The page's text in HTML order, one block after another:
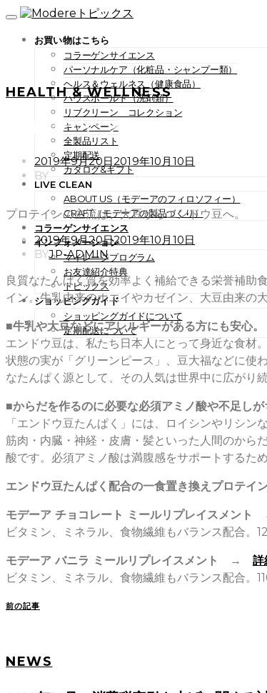
お買い物はこちら
コラーゲンサイエンス
パーソナルケア（化粧品・シャンプー類）
ヘルス＆ウェルネス（健康食品）
ハウスホールド（洗剤類）
リブクリーン コレクション
キャンペーン
全製品リスト
定期配送
カタログ&ギフト
LIVE CLEAN
ABOUT US（モデーアのフィロソフィー）
CRAFT（モデーアの製品づくり）
コラーゲンサイエンス
インフォメーション
マイレージプログラム
お友達紹介特典
トピックス
ショッピングガイド
ショッピングガイドについて
定期配送について
HEALTH & WELLNESS
プロテインの主流は、
POSTED
ON
2019年9月20日2019年10月10日
BY
プロテインの主流は、大豆からエンドウ豆へ。
POSTED
ON
2019年9月20日2019年10月10日
BYJP-ADMIN
良質なたんぱく質を効率よく補給できる栄誉補助
イン。牛乳由来のホエイやカゼイン、大豆由来の
■牛乳や大豆などにアレルギーがある方にも安心。
エンドウ豆は、私たち日本人にとって身近な食材
状態の実が「グリーンピース」、豆大福などに使
なたんぱく源として、その人気は世界中に広がり続
■からだを作るのに必要な必須アミノ酸や不足しが
「エンドウ豆たんぱく」には、ロイシンやリシ
筋肉・内臓・神経・皮膚・髪といった人間のから
酸です。必須アミノ酸は満腹感をサポートするた
エンドウ豆たんぱく配合の一食置き換えプロテイン
モデーア チョコレート ミールリプレイスメン
ビタミン、ミネラル、食物繊維もバランス配合。
モデーア バニラ ミールリプレイスメント → 詳
ビタミン、ミネラル、食物繊維もバランス配合。
前の記事
NEWS